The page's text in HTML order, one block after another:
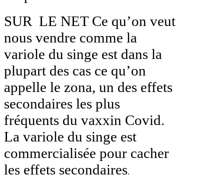
SUR LE NET Ce qu’on veut
nous vendre comme la
variole du singe est dans la
plupart des cas ce qu’on
appelle le zona, un des effets
secondaires les plus
fréquents du vaxxin Covid.
La variole du singe est
commercialisée pour cacher
les effets secondaires.